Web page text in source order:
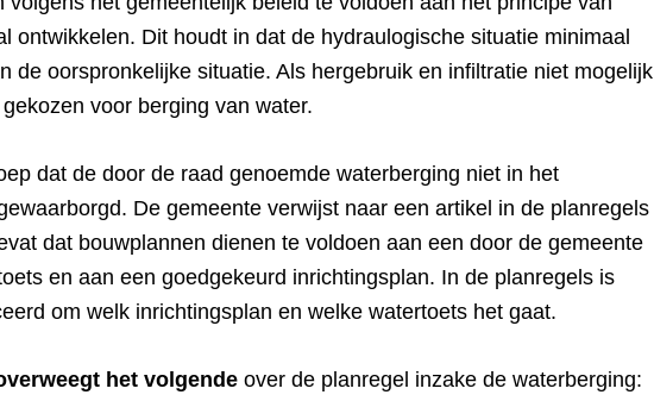
ontwikkelen. Dit houdt in dat de hydraulogische situatie minimaal
de oorspronkelijke situatie. Als hergebruik en infiltratie niet mogelijk
voor berging van water.
dat de door de raad genoemde waterberging niet in het
De gemeente verwijst naar een artikel in de planregels
dat bouwplannen dienen te voldoen aan een door de gemeente
en aan een goedgekeurd inrichtingsplan. In de planregels is
om welk inrichtingsplan en welke watertoets het gaat.
het volgende over de planregel inzake de waterberging: